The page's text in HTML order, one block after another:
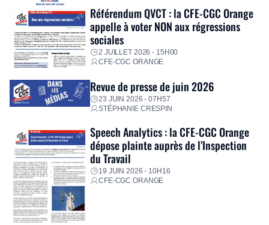
Référendum QVCT : la CFE-CGC Orange
appelle à voter NON aux régressions
sociales
2 JUILLET 2026 - 15H00
CFE-CGC ORANGE
Revue de presse de juin 2026
23 JUIN 2026 - 07H57
STÉPHANIE CRESPIN
Speech Analytics : la CFE-CGC Orange
dépose plainte auprès de l’Inspection
du Travail
19 JUIN 2026 - 10H16
CFE-CGC ORANGE